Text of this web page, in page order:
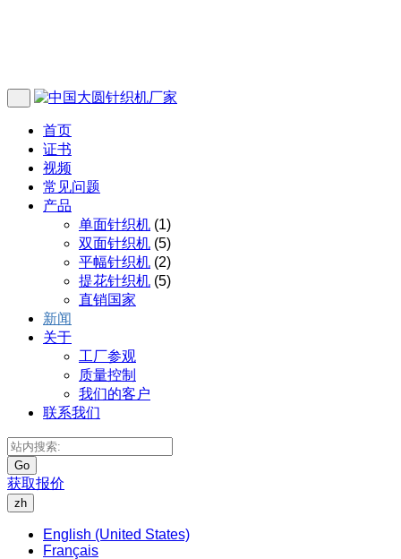
首页
证书
视频
常见问题
产品
单面针织机 (1)
双面针织机 (5)
平幅针织机 (2)
提花针织机 (5)
直销国家
新闻
关于
工厂参观
质量控制
我们的客户
联系我们
Go
获取报价
zh
English (United States)
Français